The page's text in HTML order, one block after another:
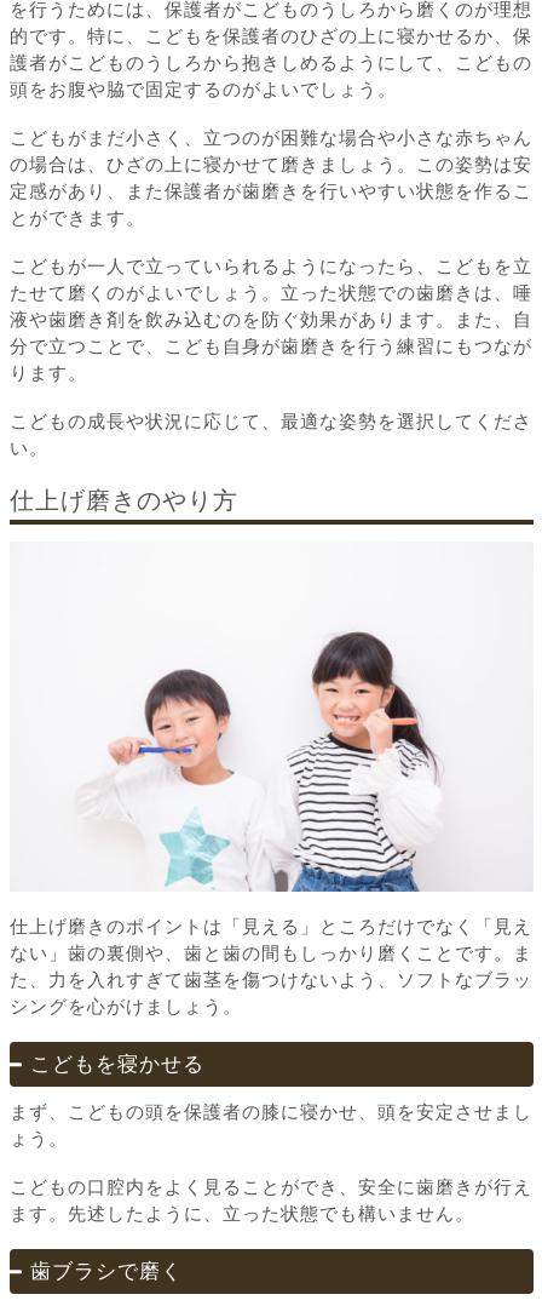
を行うためには、保護者がこどものうしろから磨くのが理想
的です。特に、こどもを保護者のひざの上に寝かせるか、保
護者がこどものうしろから抱きしめるようにして、こどもの
頭をお腹や脇で固定するのがよいでしょう。
こどもがまだ小さく、立つのが困難な場合や小さな赤ちゃん
の場合は、ひざの上に寝かせて磨きましょう。この姿勢は安
定感があり、また保護者が歯磨きを行いやすい状態を作るこ
とができます。
こどもが一人で立っていられるようになったら、こどもを立
たせて磨くのがよいでしょう。立った状態での歯磨きは、唾
液や歯磨き剤を飲み込むのを防ぐ効果があります。また、自
分で立つことで、こども自身が歯磨きを行う練習にもつなが
ります。
こどもの成長や状況に応じて、最適な姿勢を選択してくださ
い。
仕上げ磨きのやり方
仕上げ磨きのポイントは「見える」ところだけでなく「見え
ない」歯の裏側や、歯と歯の間もしっかり磨くことです。ま
た、力を入れすぎて歯茎を傷つけないよう、ソフトなブラッ
シングを心がけましょう。
こどもを寝かせる
まず、こどもの頭を保護者の膝に寝かせ、頭を安定させまし
ょう。
こどもの口腔内をよく見ることができ、安全に歯磨きが行え
ます。先述したように、立った状態でも構いません。
歯ブラシで磨く